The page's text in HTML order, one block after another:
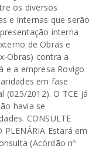
os diversos
e internas que serão
interna
de Obras e
Obras) contra a
e a empresa Rovigo
em fase
(025/2012). O TCE já
havia se
CONSULTE
PLENÁRIA Estará em
(Acórdão nº